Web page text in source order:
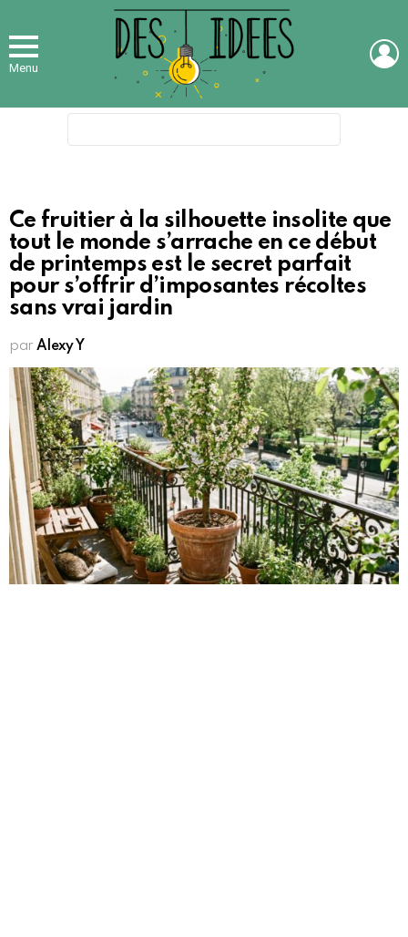
Menu
Ce fruitier à la silhouette insolite que
tout le monde s’arrache en ce début
de printemps est le secret parfait
pour s’offrir d’imposantes récoltes
sans vrai jardin
par Alexy Y